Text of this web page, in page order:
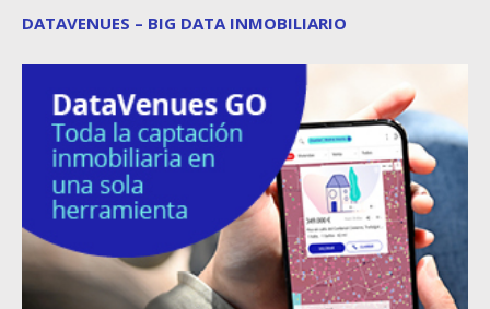
DATAVENUES – BIG DATA INMOBILIARIO